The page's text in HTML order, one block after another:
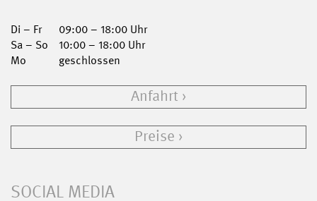
Di – Fr
09:00 – 18:00 Uhr
Sa – So
10:00 – 18:00 Uhr
Mo
geschlossen
Anfahrt
Preise
SOCIAL MEDIA